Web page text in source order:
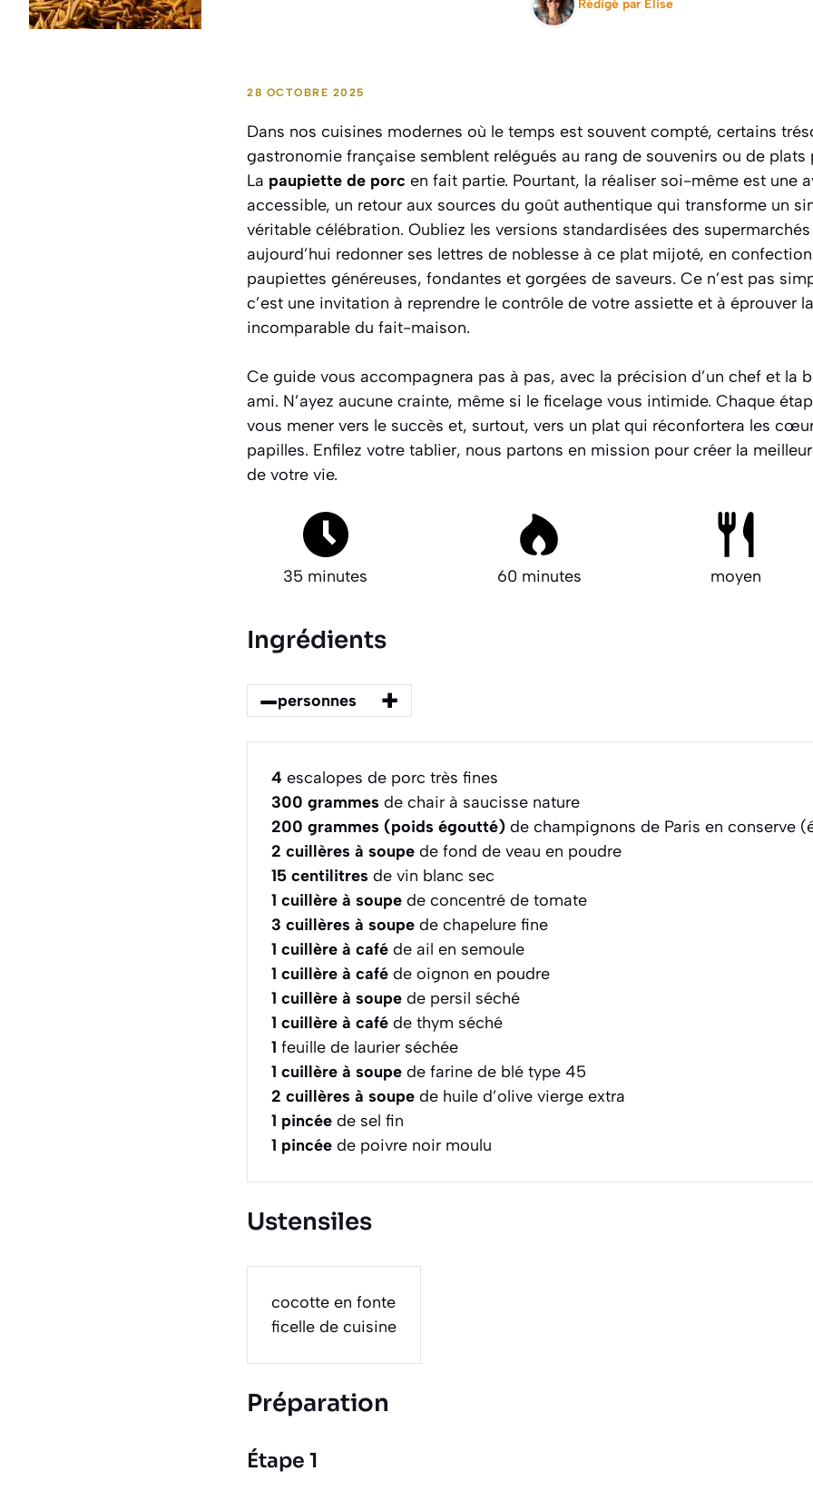
Rédigé par Elise
28 OCTOBRE 2025
Dans nos cuisines modernes où le temps est souvent compté, certains
gastronomie française semblent relégués au rang de souvenirs ou de plats
La paupiette de porc en fait partie. Pourtant, la réaliser soi-même est une
accessible, un retour aux sources du goût authentique qui transforme un
véritable célébration. Oubliez les versions standardisées des
aujourd’hui redonner ses lettres de noblesse à ce plat mijoté, en
paupiettes généreuses, fondantes et gorgées de saveurs. Ce n’est pas
c’est une invitation à reprendre le contrôle de votre assiette et à éprouver
incomparable du fait-maison.
Ce guide vous accompagnera pas à pas, avec la précision d’un chef et la
ami. N’ayez aucune crainte, même si le ficelage vous intimide. Chaque
vous mener vers le succès et, surtout, vers un plat qui réconfortera les
papilles. Enfilez votre tablier, nous partons en mission pour créer la
de votre vie.
35 minutes 60 minutes moyen
Ingrédients
–personnes +
4 escalopes de porc très fines
300 grammes de chair à saucisse nature
200 grammes (poids égoutté) de champignons de Paris en conserve
2 cuillères à soupe de fond de veau en poudre
15 centilitres de vin blanc sec
1 cuillère à soupe de concentré de tomate
3 cuillères à soupe de chapelure fine
1 cuillère à café de ail en semoule
1 cuillère à café de oignon en poudre
1 cuillère à soupe de persil séché
1 cuillère à café de thym séché
1 feuille de laurier séchée
1 cuillère à soupe de farine de blé type 45
2 cuillères à soupe de huile d’olive vierge extra
1 pincée de sel fin
1 pincée de poivre noir moulu
Ustensiles
cocotte en fonte
ficelle de cuisine
Préparation
Étape 1